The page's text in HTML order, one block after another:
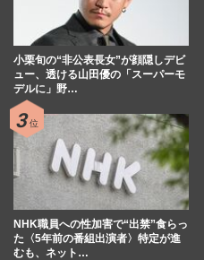
小栗旬の“非公表長女”が顔隠しデビ
ュー、透ける山田優の「スーパーモ
デルに」野…
NHK職員への性加害で“出禁”食らっ
た〈5年前の番組出演者〉特定が進
むも、ネット…